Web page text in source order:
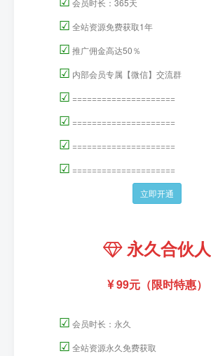
会员时长：365天
☑ 全站资源免费获取1年
☑ 推广佣金高达50％
☑ 内部会员专属【微信】交流群
☑ =====================
☑ =====================
☑ =====================
☑ =====================
立即开通
永久合伙人
99元（限时特惠）
☑ 会员时长：永久
☑ 全站资源永久免费获取